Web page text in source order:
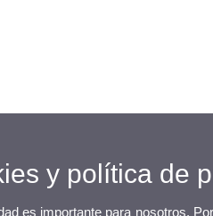
y política de
es importante para nosotros.